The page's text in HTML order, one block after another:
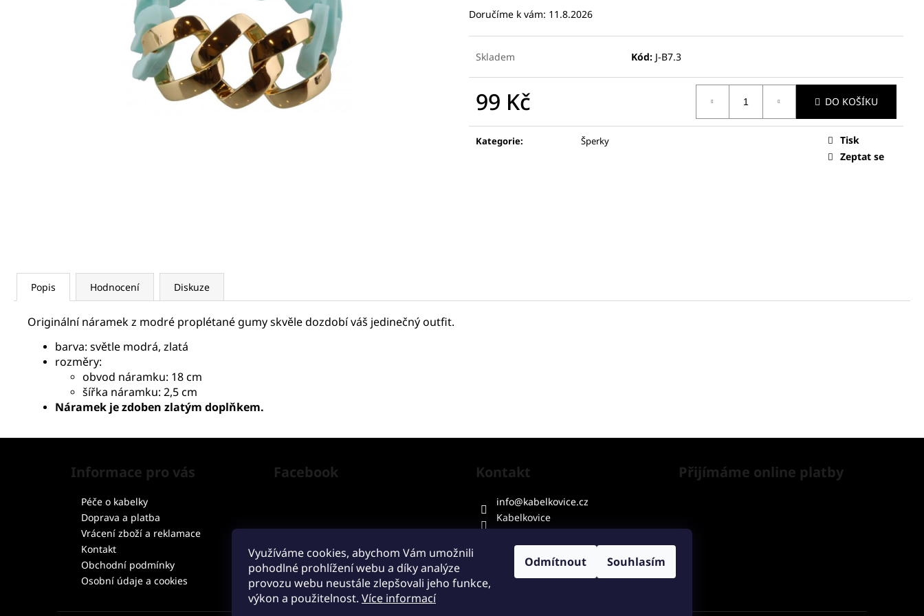
Využíváme cookies, abychom Vám umožnili
pohodlné prohlížení webu a díky analýze
provozu webu neustále zlepšovali jeho funkce,
výkon a použitelnost. Více informací
Odmítnout Souhlasím
Doručíme k vám: 11.8.2026
Skladem Kód: J-B7.3
99 Kč DO KOŠÍKU
Kategorie: Šperky
Tisk
Zeptat se
Popis Hodnocení Diskuze
Originální náramek z modré proplétané gumy skvěle dozdobí váš jedinečný outfit.
barva: světle modrá, zlatá
rozměry:
obvod náramku: 18 cm
šířka náramku: 2,5 cm
Náramek je zdoben zlatým doplňkem.
Z
Informace pro vás
Péče o kabelky
Doprava a platba
Vrácení zboží a reklamace
Kontakt
Obchodní podmínky
Osobní údaje a cookies
Facebook Kontakt
info@kabelkovice.cz
Kabelkovice
Přijímáme online platby